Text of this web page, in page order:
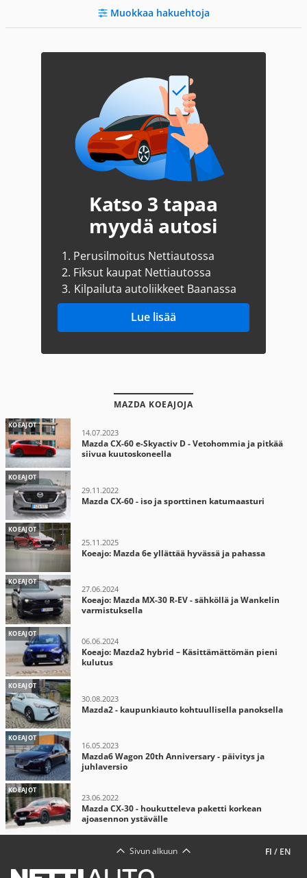
Muokkaa hakuehtoja
Katso 3 tapaa
myydä autosi
1. Perusilmoitus Nettiautossa
2. Fiksut kaupat Nettiautossa
3. Kilpailuta autoliikkeet Baanassa
Lue lisää
MAZDA KOEAJOJA
KOEAJOT
14.07.2023
Mazda CX-60 e-Skyactiv D - Vetohommia ja pitkää
siivua kuutoskoneella
KOEAJOT
29.11.2022
Mazda CX-60 - iso ja sporttinen katumaasturi
KOEAJOT
25.11.2025
Koeajo: Mazda 6e yllättää hyvässä ja pahassa
KOEAJOT
27.06.2024
Koeajo: Mazda MX-30 R-EV - sähköllä ja Wankelin
varmistuksella
KOEAJOT
06.06.2024
Koeajo: Mazda2 hybrid – Käsittämättömän pieni
kulutus
KOEAJOT
30.08.2023
Mazda2 - kaupunkiauto kohtuullisella panoksella
KOEAJOT
16.05.2023
Mazda6 Wagon 20th Anniversary - päivitys ja
juhlaversio
KOEAJOT
23.06.2022
Mazda CX-30 - houkutteleva paketti korkean
ajoasennon ystävälle
FI / EN
Sivun alkuun